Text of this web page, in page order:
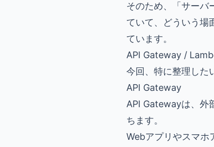
そのため、「サーバ
ていて、どういう場
ています。
API Gateway /
今回、特に整理した
API Gateway
API Gatewayは、外
ちます。
Webアプリやスマホ